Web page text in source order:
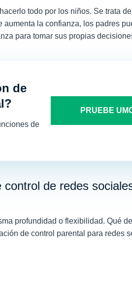
todo por los niños. Se trata
la confianza, los padres
para tomar sus propias
de
de
PRUEBE
de redes
profundidad o flexibilidad. Qué
de control parental para redes